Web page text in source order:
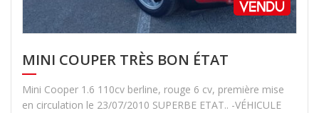
MINI COUPER TRÈS BON ÉTAT
Mini Cooper 1.6 110cv berline, rouge 6 cv, première mise
en circulation le 23/07/2010 SUPERBE ETAT.. -VÉHICULE